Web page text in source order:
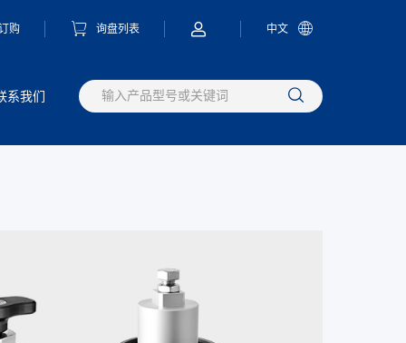
购 询盘列表 中文
系我们